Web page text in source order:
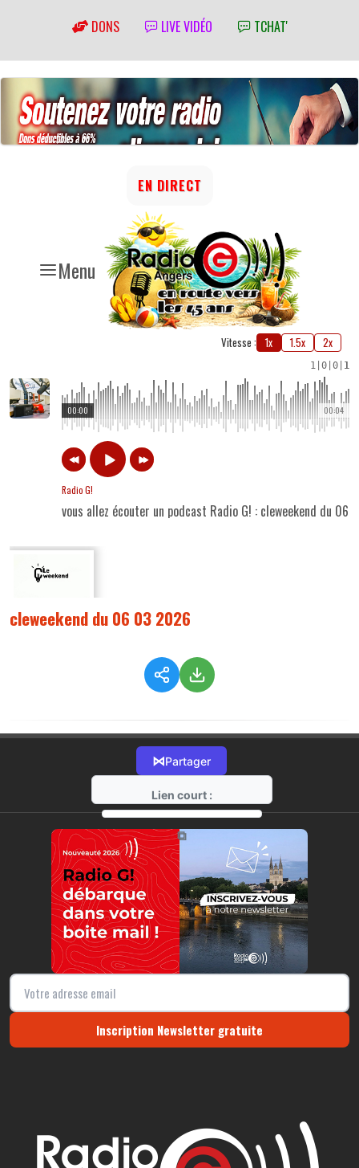
DONS LIVE VIDÉO TCHAT'
Menu
EN DIRECT
Vitesse : 1x 1.5x 2x
1 0 0 1
00:04
00:00
Radio G!
vous allez écouter un podcast Radio G! : cleweekend du 06
cleweekend du 06 03 2026
⋈Partager
Lien court :
https://radio-g.fr?21185
⧉
Inscription Newsletter gratuite